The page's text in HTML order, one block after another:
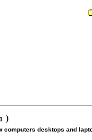
)
desktops and